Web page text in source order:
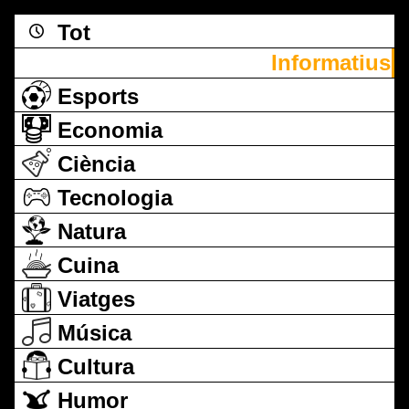
Tot
Informatius
Esports
Economia
Ciència
Tecnologia
Natura
Cuina
Viatges
Música
Cultura
Humor